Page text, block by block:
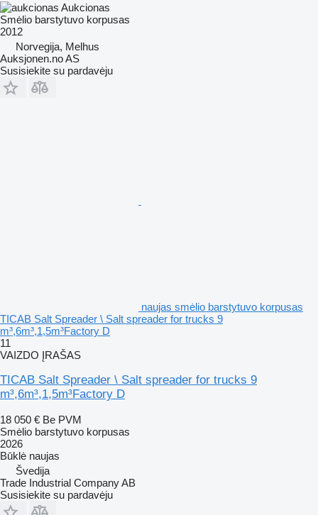
Aukcionas
Smėlio barstytuvo korpusas
2012
Norvegija, Melhus
Auksjonen.no AS
Susisiekite su pardavėju
naujas smėlio barstytuvo korpusas
TICAB Salt Spreader \ Salt spreader for trucks 9
m³,6m³,1,5m³Factory D
11
VAIZDO ĮRAŠAS
TICAB Salt Spreader \ Salt spreader for trucks 9
m³,6m³,1,5m³Factory D
18 050 € Be PVM
Smėlio barstytuvo korpusas
2026
Būklė naujas
Švedija
Trade Industrial Company AB
Susisiekite su pardavėju